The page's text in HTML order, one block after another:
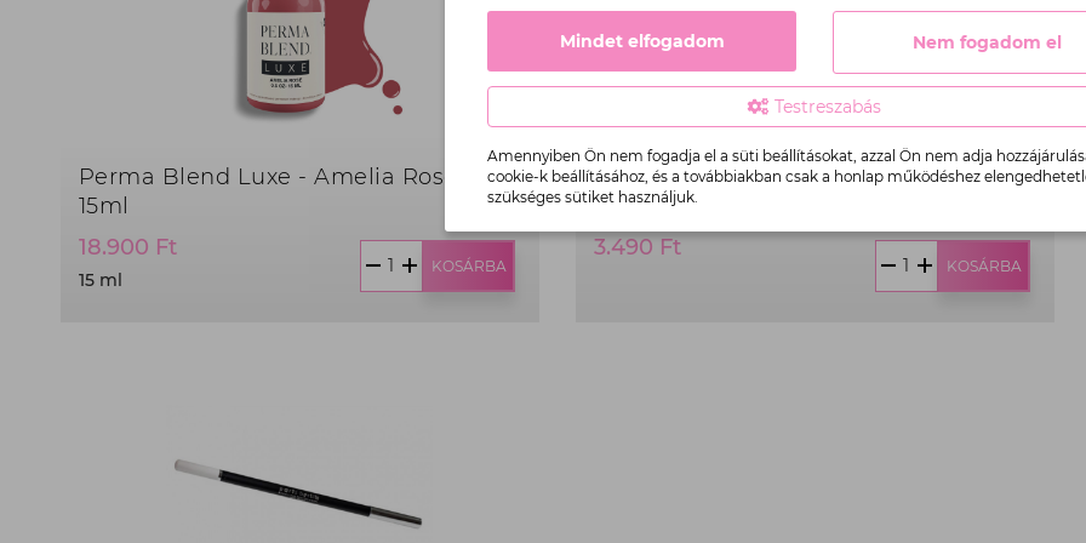
Perma Blend Luxe - Amelia Rose
15ml
Termék
18.900
18.900 Ft
15 ml
KOSÁRBA
Kesztyű nitril "M" 100db
Termék
3.490 Ft
KOSÁRBA
Mindet elfogadom Nem fogadom el
Testreszabás
Amennyiben Ön nem fogadja el a süti beállításokat, azzal Ön nem adja
cookie-k beállításához, és a továbbiakban csak a honlap működéshez
szükséges sütiket használjuk.